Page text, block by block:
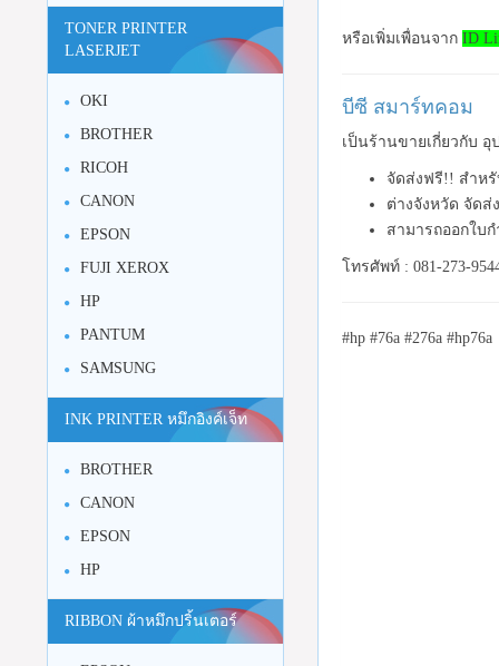
หรือเพิ่มเพื่อนจาก ID
บีซี สมาร์ทคอม
เป็นร้านขายเกี่ยวกับ
จัดส่งฟรี!! สำห
ต่างจังหวัด จัดส่
สามารถออกใบ
โทรศัพท์ : 081-273-
#hp #76a #276a #hp76a
TONER PRINTER
LASERJET
OKI
BROTHER
RICOH
CANON
EPSON
FUJI XEROX
HP
PANTUM
SAMSUNG
INK PRINTER หมึกอิงค์เจ็ท
BROTHER
CANON
EPSON
HP
RIBBON ผ้าหมึกปริ้นเตอร์